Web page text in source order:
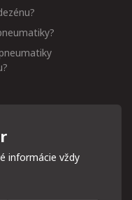
informácie vždy